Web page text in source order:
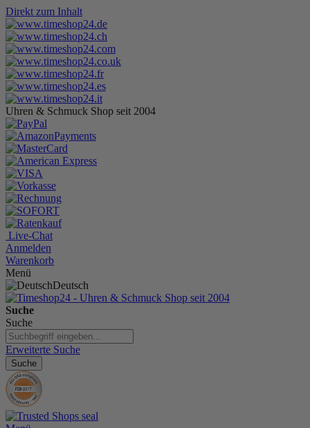
Direkt zum Inhalt
Uhren & Schmuck Shop seit 2004
Live-Chat
Anmelden
Warenkorb
Menü
Deutsch
Suche
Suche
Erweiterte Suche
Suche